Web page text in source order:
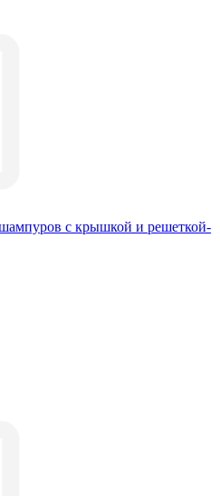
с крышкой и решеткой-